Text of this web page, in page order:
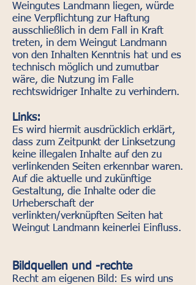
Weingutes Landmann liegen, würde
eine Verpflichtung zur Haftung
ausschließlich in dem Fall in Kraft
treten, in dem Weingut Landmann
von den Inhalten Kenntnis hat und es
technisch möglich und zumutbar
wäre, die Nutzung im Falle
rechtswidriger Inhalte zu verhindern.
Links:
Es wird hiermit ausdrücklich erklärt,
dass zum Zeitpunkt der Linksetzung
keine illegalen Inhalte auf den zu
verlinkenden Seiten erkennbar waren.
Auf die aktuelle und zukünftige
Gestaltung, die Inhalte oder die
Urheberschaft der
verlinkten/verknüpften Seiten hat
Weingut Landmann keinerlei Einfluss.
Bildquellen und -rechte
Recht am eigenen Bild: Es wird uns